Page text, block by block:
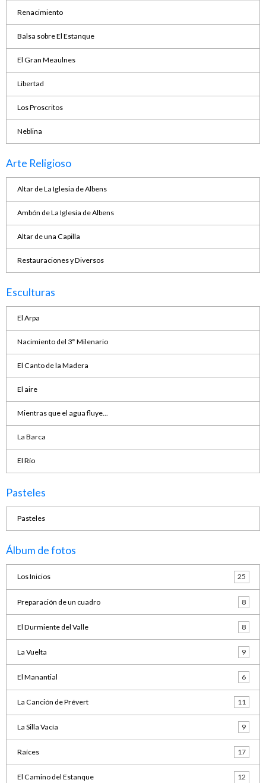
Renacimiento
Balsa sobre El Estanque
El Gran Meaulnes
Libertad
Los Proscritos
Neblina
Arte Religioso
Altar de La Iglesia de Albens
Ambón de La Iglesia de Albens
Altar de una Capilla
Restauraciones y Diversos
Esculturas
El Arpa
Nacimiento del 3° Milenario
El Canto de la Madera
El aire
Mientras que el agua fluye...
La Barca
El Río
Pasteles
Pasteles
Álbum de fotos
Los Inicios 25
Preparación de un cuadro 8
El Durmiente del Valle 8
La Vuelta 9
El Manantial 6
La Canción de Prévert 11
La Silla Vacía 9
Raíces 17
El Camino del Estanque 12